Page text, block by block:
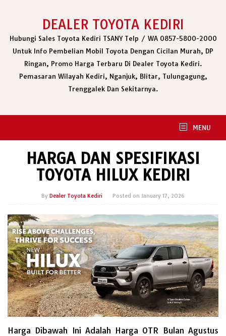
DEALER TOYOTA KEDIRI
Hubungi Sales Toyota Kediri TSANY Telp / WA 0857-5800-2000
Untuk Info Pembelian Mobil Toyota Dengan Cicilan Murah, DP
Ringan, Promo Harga Terbaru Di Dealer Toyota Kediri.
Pemasaran Wilayah Kediri, Nganjuk, Blitar, Tulungagung,
Trenggalek Dan Sekitarnya.
MENU
HARGA DAN SPESIFIKASI
TOYOTA HILUX KEDIRI
By Dealer Toyota Kediri Posted on January 17, 2026
Harga Dibawah Ini Adalah Harga OTR Bulan Agustus